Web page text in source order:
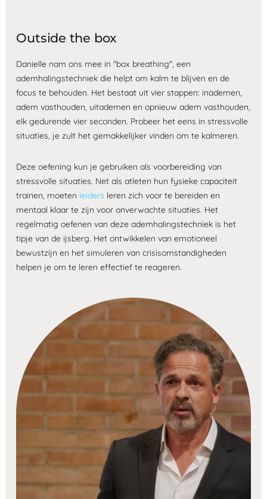
Outside the box
Danielle nam ons mee in "box breathing", een
ademhalingstechniek die helpt om kalm te blijven en de
focus te behouden. Het bestaat uit vier stappen: inademen,
adem vasthouden, uitademen en opnieuw adem vasthouden,
elk gedurende vier seconden​​. Probeer het eens in stressvolle
situaties, je zult het gemakkelijker vinden om te kalmeren.
Deze oefening kun je gebruiken als voorbereiding van
stressvolle situaties. Net als atleten hun fysieke capaciteit
trainen, moeten leiders leren zich voor te bereiden en
mentaal klaar te zijn voor onverwachte situaties. Het
regelmatig oefenen van deze ademhalingstechniek is het
tipje van de ijsberg. Het ontwikkelen van emotioneel
bewustzijn en het simuleren van crisisomstandigheden
helpen je om te leren effectief te reageren.